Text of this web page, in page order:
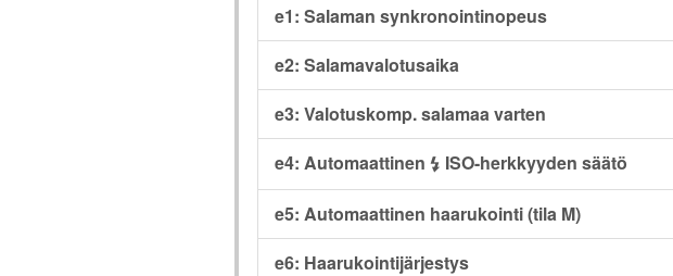
e1: Salaman synkronointinopeus
e2: Salamavalotusaika
e3: Valotuskomp. salamaa varten
e4: Automaattinen c ISO-herkkyyden säätö
e5: Automaattinen haarukointi (tila M)
e6: Haarukointijärjestys